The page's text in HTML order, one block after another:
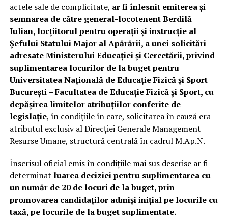
actele sale de complicitate, ar fi înlesnit emiterea și
semnarea de către general-locotenent Berdilă
Iulian, locțiitorul pentru operații și instrucție al
Șefului Statului Major al Apărării, a unei solicitări
adresate Ministerului Educației și Cercetării, privind
suplimentarea locurilor de la buget pentru
Universitatea Națională de Educație Fizică și Sport
București – Facultatea de Educație Fizică și Sport, cu
depășirea limitelor atribuțiilor conferite de
legislație, în condițiile în care, solicitarea în cauză era
atributul exclusiv al Direcției Generale Management
Resurse Umane, structură centrală în cadrul M.Ap.N.
Înscrisul oficial emis în condițiile mai sus descrise ar fi
determinat luarea deciziei pentru suplimentarea cu
un număr de 20 de locuri de la buget, prin
promovarea candidaților admiși inițial pe locurile cu
taxă, pe locurile de la buget suplimentate.